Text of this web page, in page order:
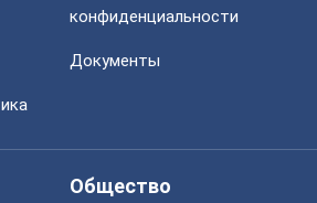
конфиденциальности
Документы
Общество